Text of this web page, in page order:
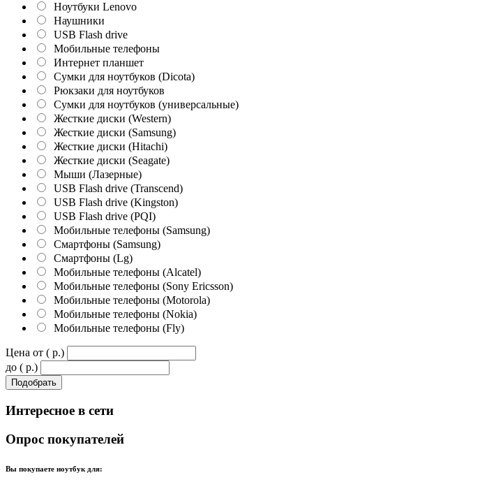
Ноутбуки Lenovo
Наушники
USB Flash drive
Мобильные телефоны
Интернет планшет
Сумки для ноутбуков (Dicota)
Рюкзаки для ноутбуков
Сумки для ноутбуков (универсальные)
Жесткие диски (Western)
Жесткие диски (Samsung)
Жесткие диски (Hitachi)
Жесткие диски (Seagate)
Мыши (Лазерные)
USB Flash drive (Transcend)
USB Flash drive (Kingston)
USB Flash drive (PQI)
Мобильные телефоны (Samsung)
Смартфоны (Samsung)
Смартфоны (Lg)
Мобильные телефоны (Alcatel)
Мобильные телефоны (Sony Ericsson)
Мобильные телефоны (Motorola)
Мобильные телефоны (Nokia)
Мобильные телефоны (Fly)
Цена от ( p.)
до ( p.)
Интересное в сети
Опрос покупателей
Вы покупаете ноутбук для: